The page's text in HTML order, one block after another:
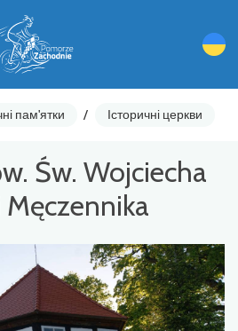
пам'ятки / Історичні церкви
Św. Wojciecha
Męczennika